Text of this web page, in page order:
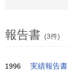
報告書 (3件)
1996 実績報告書